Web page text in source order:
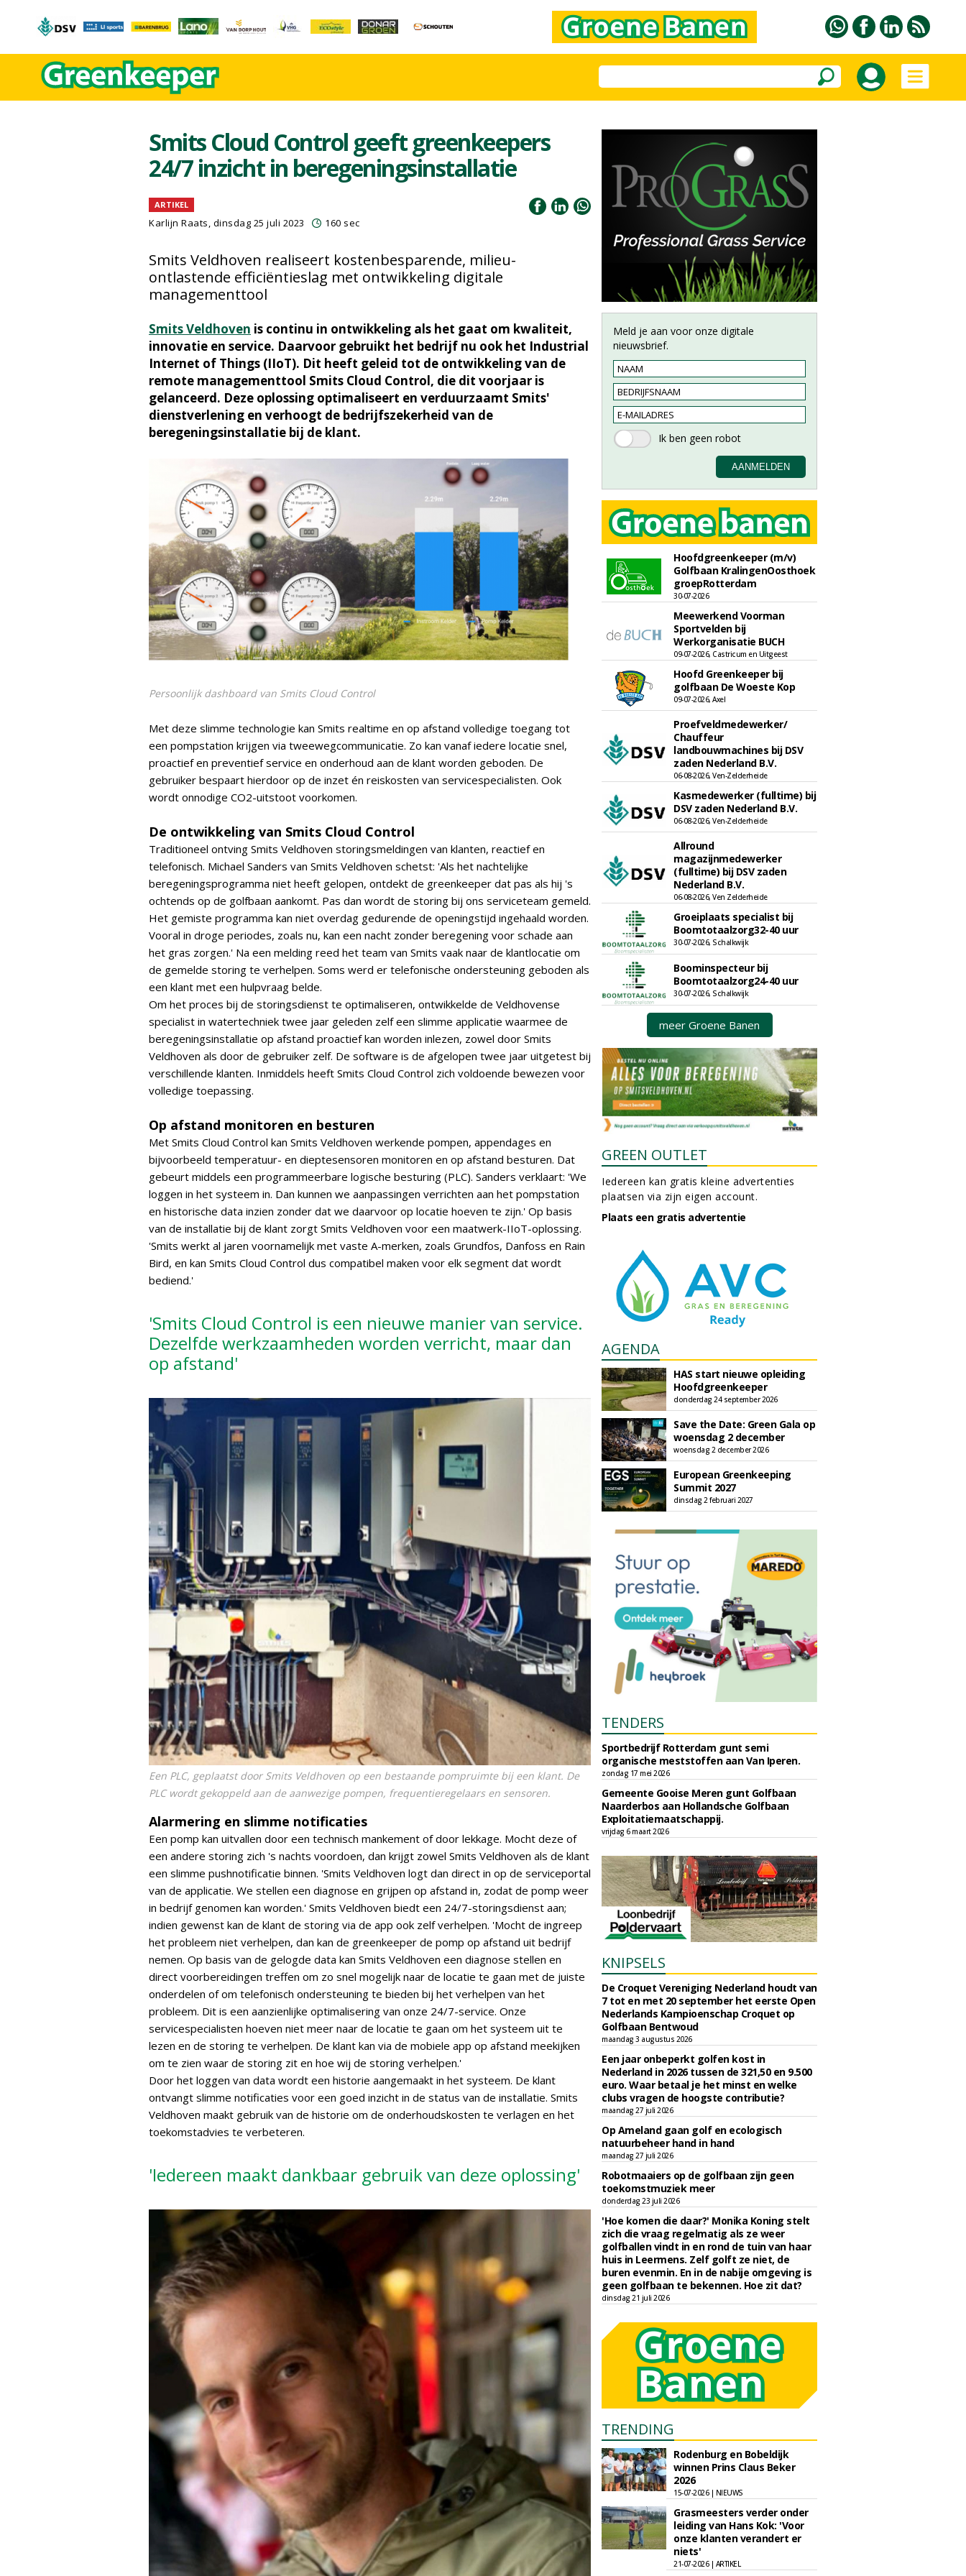
Smits Cloud Control geeft greenkeepers
24/7 inzicht in beregeningsinstallatie
ARTIKEL
Karlijn Raats, dinsdag 25 juli 2023 160 sec
Smits Veldhoven realiseert kostenbesparende, milieu-
ontlastende efficiëntieslag met ontwikkeling digitale
managementtool
Smits Veldhoven is continu in ontwikkeling als het gaat om kwaliteit,
innovatie en service. Daarvoor gebruikt het bedrijf nu ook het Industrial
Internet of Things (IIoT). Dit heeft geleid tot de ontwikkeling van de
remote managementtool Smits Cloud Control, die dit voorjaar is
gelanceerd. Deze oplossing optimaliseert en verduurzaamt Smits'
dienstverlening en verhoogt de bedrijfszekerheid van de
beregeningsinstallatie bij de klant.
Persoonlijk dashboard van Smits Cloud Control
Met deze slimme technologie kan Smits realtime en op afstand volledige toegang tot
een pompstation krijgen via tweewegcommunicatie. Zo kan vanaf iedere locatie snel,
proactief en preventief service en onderhoud aan de klant worden geboden. De
gebruiker bespaart hierdoor op de inzet én reiskosten van servicespecialisten. Ook
wordt onnodige CO2-uitstoot voorkomen.
De ontwikkeling van Smits Cloud Control
Traditioneel ontving Smits Veldhoven storingsmeldingen van klanten, reactief en
telefonisch. Michael Sanders van Smits Veldhoven schetst: 'Als het nachtelijke
beregeningsprogramma niet heeft gelopen, ontdekt de greenkeeper dat pas als hij 's
ochtends op de golfbaan aankomt. Pas dan wordt de storing bij ons serviceteam gemeld.
Het gemiste programma kan niet overdag gedurende de openingstijd ingehaald worden.
Vooral in droge periodes, zoals nu, kan een nacht zonder beregening voor schade aan
het gras zorgen.' Na een melding reed het team van Smits vaak naar de klantlocatie om
de gemelde storing te verhelpen. Soms werd er telefonische ondersteuning geboden als
een klant met een hulpvraag belde.
Om het proces bij de storingsdienst te optimaliseren, ontwikkelde de Veldhovense
specialist in watertechniek twee jaar geleden zelf een slimme applicatie waarmee de
beregeningsinstallatie op afstand proactief kan worden inlezen, zowel door Smits
Veldhoven als door de gebruiker zelf. De software is de afgelopen twee jaar uitgetest bij
verschillende klanten. Inmiddels heeft Smits Cloud Control zich voldoende bewezen voor
volledige toepassing.
Op afstand monitoren en besturen
Met Smits Cloud Control kan Smits Veldhoven werkende pompen, appendages en
bijvoorbeeld temperatuur- en dieptesensoren monitoren en op afstand besturen. Dat
gebeurt middels een programmeerbare logische besturing (PLC). Sanders verklaart: 'We
loggen in het systeem in. Dan kunnen we aanpassingen verrichten aan het pompstation
en historische data inzien zonder dat we daarvoor op locatie hoeven te zijn.' Op basis
van de installatie bij de klant zorgt Smits Veldhoven voor een maatwerk-IIoT-oplossing.
'Smits werkt al jaren voornamelijk met vaste A-merken, zoals Grundfos, Danfoss en Rain
Bird, en kan Smits Cloud Control dus compatibel maken voor elk segment dat wordt
bediend.'
'Smits Cloud Control is een nieuwe manier van service.
Dezelfde werkzaamheden worden verricht, maar dan
op afstand'
Een PLC, geplaatst door Smits Veldhoven op een bestaande pompruimte bij een klant. De
PLC wordt gekoppeld aan de aanwezige pompen, frequentieregelaars en sensoren.
Alarmering en slimme notificaties
Een pomp kan uitvallen door een technisch mankement of door lekkage. Mocht deze of
een andere storing zich 's nachts voordoen, dan krijgt zowel Smits Veldhoven als de klant
een slimme pushnotificatie binnen. 'Smits Veldhoven logt dan direct in op de serviceportal
van de applicatie. We stellen een diagnose en grijpen op afstand in, zodat de pomp weer
in bedrijf genomen kan worden.' Smits Veldhoven biedt een 24/7-storingsdienst aan;
indien gewenst kan de klant de storing via de app ook zelf verhelpen. 'Mocht de ingreep
het probleem niet verhelpen, dan kan de greenkeeper de pomp op afstand uit bedrijf
nemen. Op basis van de gelogde data kan Smits Veldhoven een diagnose stellen en
direct voorbereidingen treffen om zo snel mogelijk naar de locatie te gaan met de juiste
onderdelen of om telefonisch ondersteuning te bieden bij het verhelpen van het
probleem. Dit is een aanzienlijke optimalisering van onze 24/7-service. Onze
servicespecialisten hoeven niet meer naar de locatie te gaan om het systeem uit te
lezen en de storing te verhelpen. De klant kan via de mobiele app op afstand meekijken
om te zien waar de storing zit en hoe wij de storing verhelpen.'
Door het loggen van data wordt een historie aangemaakt in het systeem. De klant
ontvangt slimme notificaties voor een goed inzicht in de status van de installatie. Smits
Veldhoven maakt gebruik van de historie om de onderhoudskosten te verlagen en het
toekomstadvies te verbeteren.
'Iedereen maakt dankbaar gebruik van deze oplossing'
Meld je aan voor onze digitale
nieuwsbrief.
Hoofdgreenkeeper (m/v)
Golfbaan KralingenOosthoek
groepRotterdam
30-07-2026
Meewerkend Voorman
Sportvelden bij
Werkorganisatie BUCH
09-07-2026, Castricum en Uitgeest
Hoofd Greenkeeper bij
golfbaan De Woeste Kop
09-07-2026, Axel
Proefveldmedewerker/
Chauffeur
landbouwmachines bij DSV
zaden Nederland B.V.
06-08-2026, Ven-Zelderheide
Kasmedewerker (fulltime) bij
DSV zaden Nederland B.V.
06-08-2026, Ven-Zelderheide
Allround
magazijnmedewerker
(fulltime) bij DSV zaden
Nederland B.V.
06-08-2026, Ven Zelderheide
Groeiplaats specialist bij
Boomtotaalzorg32-40 uur
30-07-2026, Schalkwijk
Boominspecteur bij
Boomtotaalzorg24-40 uur
30-07-2026, Schalkwijk
meer Groene Banen
GREEN OUTLET
Iedereen kan gratis kleine advertenties
plaatsen via zijn eigen account.
Plaats een gratis advertentie
AGENDA
HAS start nieuwe opleiding
Hoofdgreenkeeper
donderdag 24 september 2026
Save the Date: Green Gala op
woensdag 2 december
woensdag 2 december 2026
European Greenkeeping
Summit 2027
dinsdag 2 februari 2027
TENDERS
Sportbedrijf Rotterdam gunt semi
organische meststoffen aan Van Iperen.
zondag 17 mei 2026
Gemeente Gooise Meren gunt Golfbaan
Naarderbos aan Hollandsche Golfbaan
Exploitatiemaatschappij.
vrijdag 6 maart 2026
KNIPSELS
De Croquet Vereniging Nederland houdt van
7 tot en met 20 september het eerste Open
Nederlands Kampioenschap Croquet op
Golfbaan Bentwoud
maandag 3 augustus 2026
Een jaar onbeperkt golfen kost in
Nederland in 2026 tussen de 321,50 en 9.500
euro. Waar betaal je het minst en welke
clubs vragen de hoogste contributie?
maandag 27 juli 2026
Op Ameland gaan golf en ecologisch
natuurbeheer hand in hand
maandag 27 juli 2026
Robotmaaiers op de golfbaan zijn geen
toekomstmuziek meer
donderdag 23 juli 2026
'Hoe komen die daar?' Monika Koning stelt
zich die vraag regelmatig als ze weer
golfballen vindt in en rond de tuin van haar
huis in Leermens. Zelf golft ze niet, de
buren evenmin. En in de nabije omgeving is
geen golfbaan te bekennen. Hoe zit dat?
dinsdag 21 juli 2026
TRENDING
Rodenburg en Bobeldijk
winnen Prins Claus Beker
2026
15-07-2026 | NIEUWS
Grasmeesters verder onder
leiding van Hans Kok: 'Voor
onze klanten verandert er
niets'
21-07-2026 | ARTIKEL